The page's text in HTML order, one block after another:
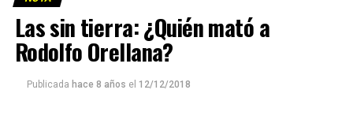
Las sin tierra: ¿Quién mató a
Rodolfo Orellana?
Publicada hace 8 años el 12/12/2018